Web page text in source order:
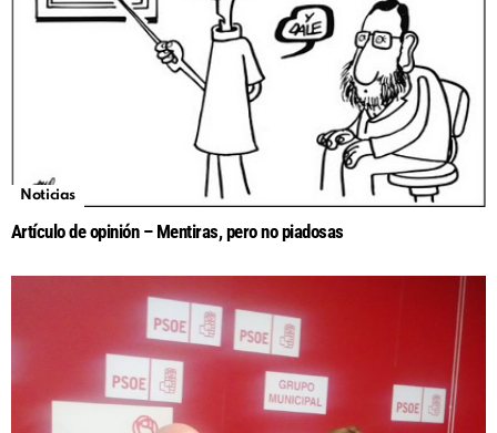
Noticias
Artículo de opinión – Mentiras, pero no piadosas